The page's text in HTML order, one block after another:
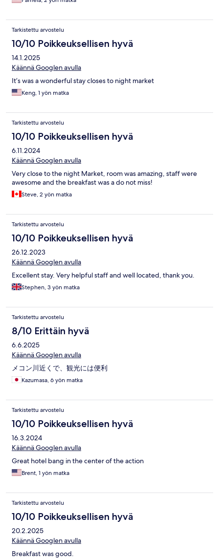
Tarkistettu arvostelu
10/10 Poikkeuksellisen hyvä
14.1.2025
Käännä Googlen avulla
It’s was a wonderful stay closes to night market
Keng, 1 yön matka
Tarkistettu arvostelu
10/10 Poikkeuksellisen hyvä
6.11.2024
Käännä Googlen avulla
Very close to the night Market, room was amazing, staff were
awesome and the breakfast was a do not miss!
Steve, 2 yön matka
Tarkistettu arvostelu
10/10 Poikkeuksellisen hyvä
26.12.2023
Käännä Googlen avulla
Excellent stay. Very helpful staff and well located, thank you.
Stephen, 3 yön matka
Tarkistettu arvostelu
8/10 Erittäin hyvä
6.6.2025
Käännä Googlen avulla
メコン川近くで、観光には便利
Kazumasa, 6 yön matka
Tarkistettu arvostelu
10/10 Poikkeuksellisen hyvä
16.3.2024
Käännä Googlen avulla
Great hotel bang in the center of the action
Brent, 1 yön matka
Tarkistettu arvostelu
10/10 Poikkeuksellisen hyvä
20.2.2025
Käännä Googlen avulla
Breakfast was good.